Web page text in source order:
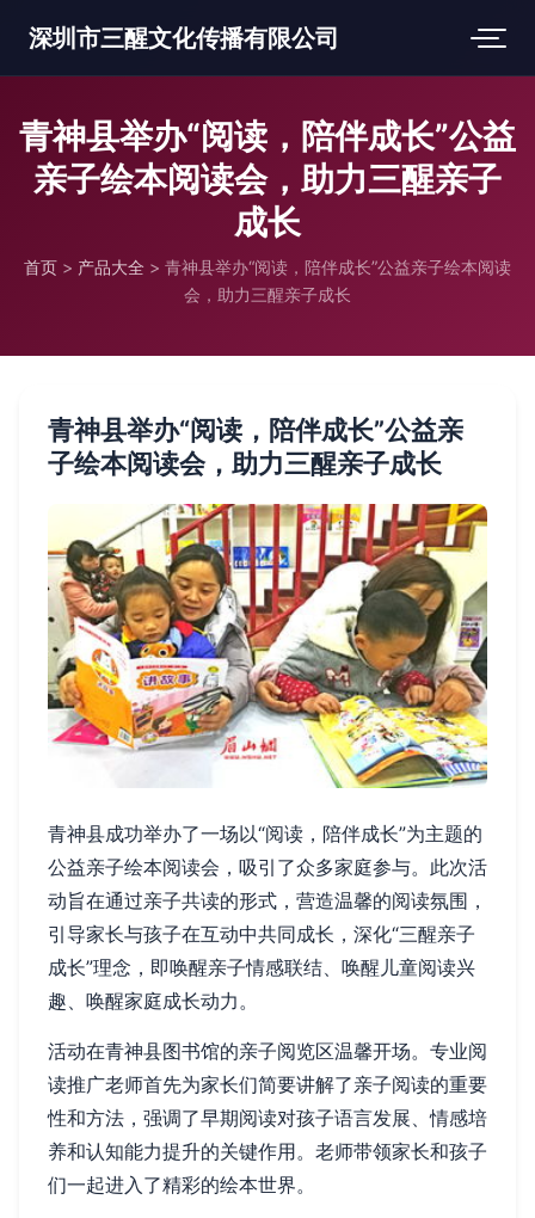
深圳市三醒文化传播有限公司
青神县举办“阅读，陪伴成长”公益
亲子绘本阅读会，助力三醒亲子
成长
首页 > 产品大全 > 青神县举办“阅读，陪伴成长”公益亲子绘本阅读
会，助力三醒亲子成长
青神县举办“阅读，陪伴成长”公益亲
子绘本阅读会，助力三醒亲子成长
青神县成功举办了一场以“阅读，陪伴成长”为主题的
公益亲子绘本阅读会，吸引了众多家庭参与。此次活
动旨在通过亲子共读的形式，营造温馨的阅读氛围，
引导家长与孩子在互动中共同成长，深化“三醒亲子
成长”理念，即唤醒亲子情感联结、唤醒儿童阅读兴
趣、唤醒家庭成长动力。
活动在青神县图书馆的亲子阅览区温馨开场。专业阅
读推广老师首先为家长们简要讲解了亲子阅读的重要
性和方法，强调了早期阅读对孩子语言发展、情感培
养和认知能力提升的关键作用。老师带领家长和孩子
们一起进入了精彩的绘本世界。